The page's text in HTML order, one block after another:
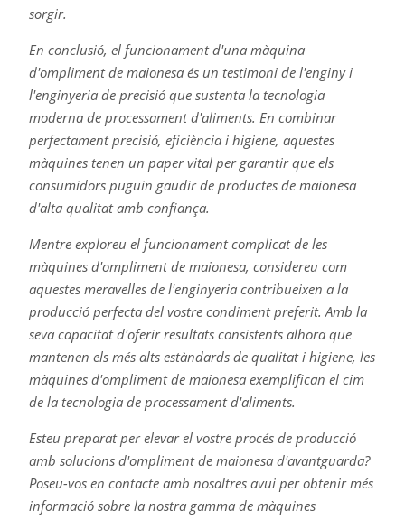
sorgir.
En conclusió, el funcionament d'una màquina
d'ompliment de maionesa és un testimoni de l'enginy i
l'enginyeria de precisió que sustenta la tecnologia
moderna de processament d'aliments. En combinar
perfectament precisió, eficiència i higiene, aquestes
màquines tenen un paper vital per garantir que els
consumidors puguin gaudir de productes de maionesa
d'alta qualitat amb confiança.
Mentre exploreu el funcionament complicat de les
màquines d'ompliment de maionesa, considereu com
aquestes meravelles de l'enginyeria contribueixen a la
producció perfecta del vostre condiment preferit. Amb la
seva capacitat d'oferir resultats consistents alhora que
mantenen els més alts estàndards de qualitat i higiene, les
màquines d'ompliment de maionesa exemplifican el cim
de la tecnologia de processament d'aliments.
Esteu preparat per elevar el vostre procés de producció
amb solucions d'ompliment de maionesa d'avantguarda?
Poseu-vos en contacte amb nosaltres avui per obtenir més
informació sobre la nostra gamma de màquines